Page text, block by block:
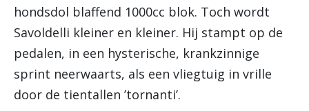
hondsdol blaffend 1000cc blok. Toch wordt
Savoldelli kleiner en kleiner. Hij stampt op de
pedalen, in een hysterische, krankzinnige
sprint neerwaarts, als een vliegtuig in vrille
door de tientallen ’tornanti’.